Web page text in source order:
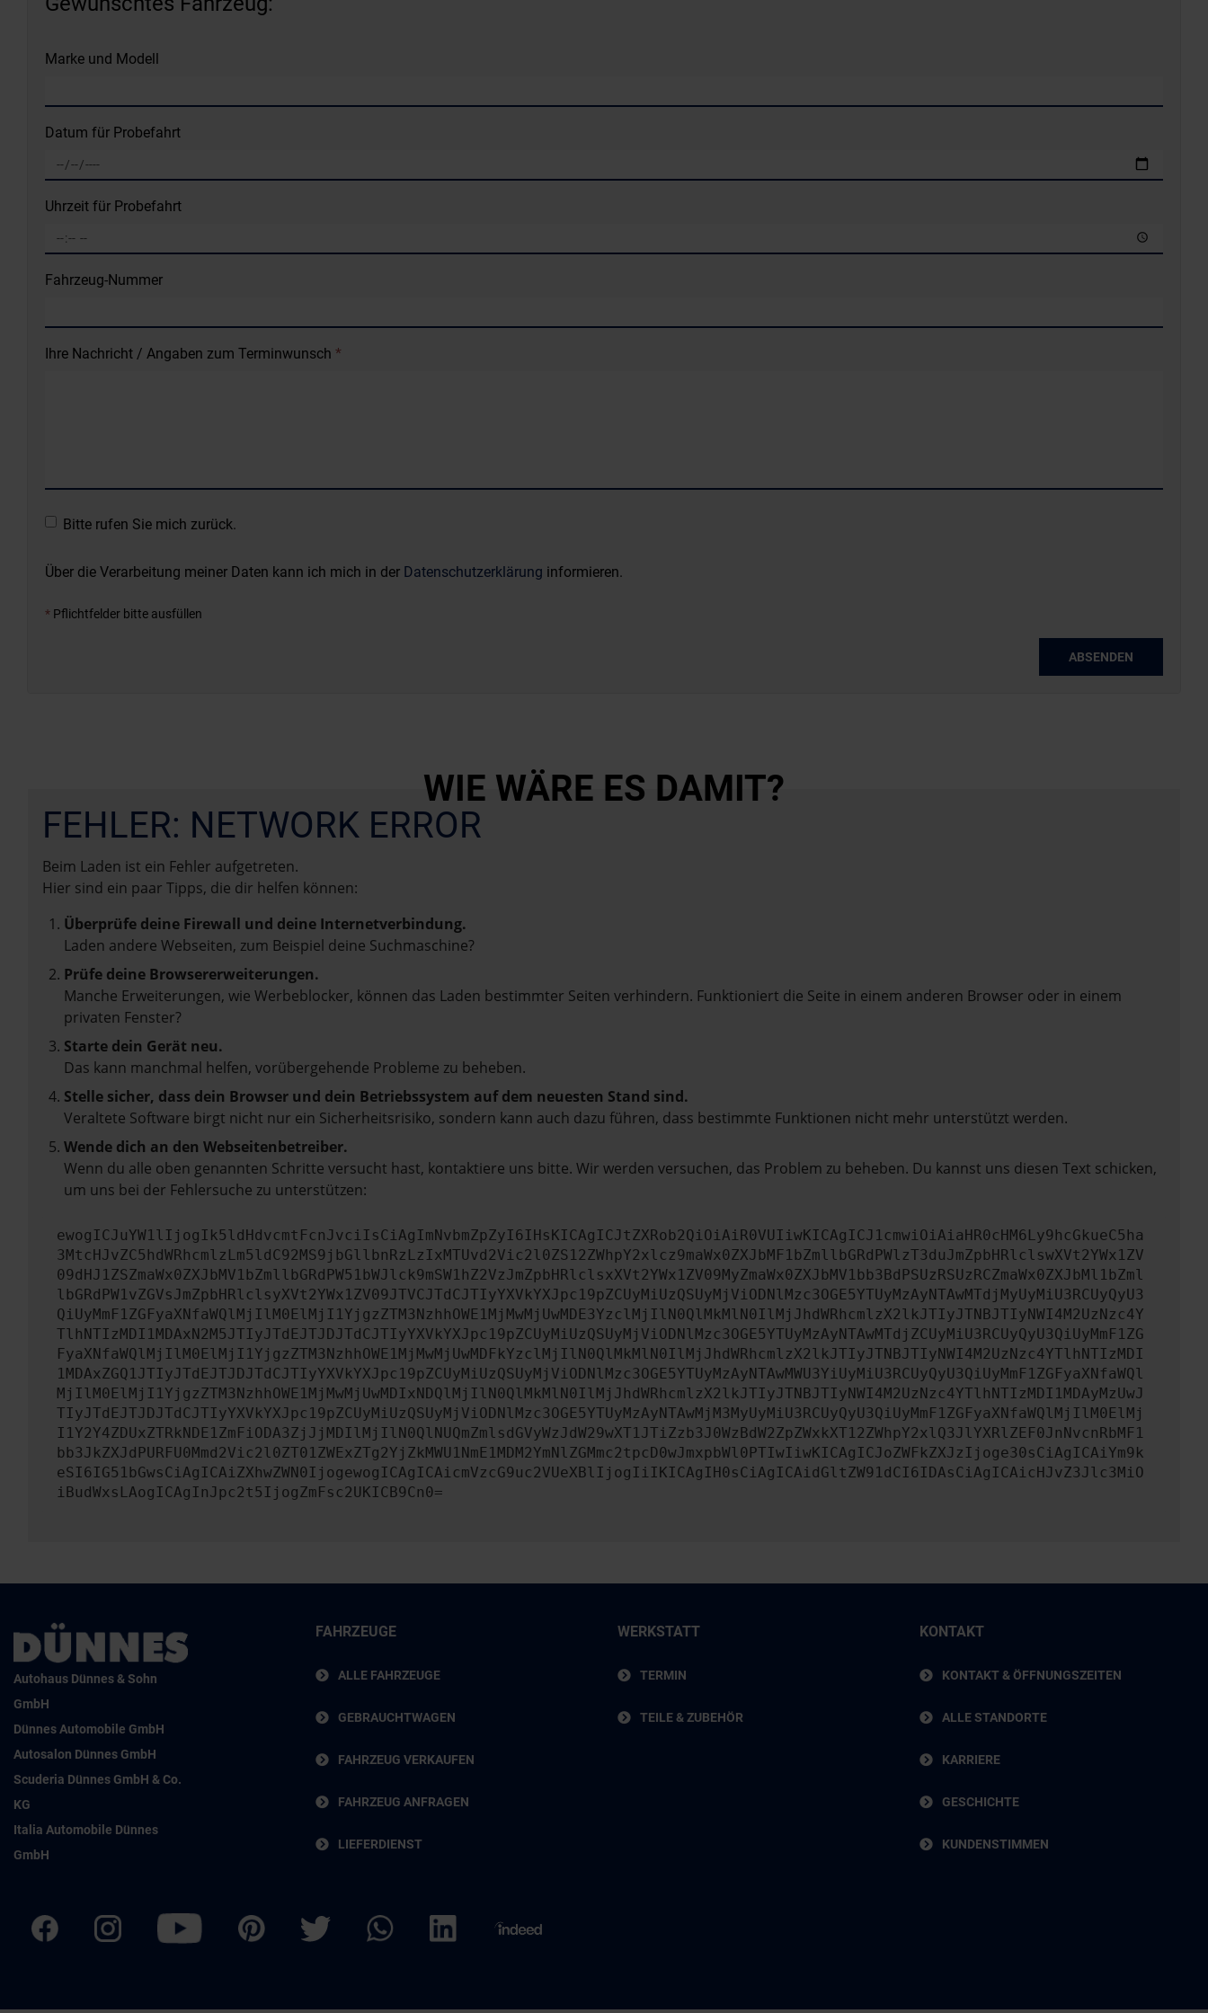
Marke und Modell
Datum für Probefahrt
Uhrzeit für Probefahrt
Fahrzeug-Nummer
Ihre Nachricht / Angaben zum Terminwunsch *
Bitte rufen Sie mich zurück.
Über die Verarbeitung meiner Daten kann ich mich in der Datenschutzerklärung informieren.
* Pflichtfelder bitte ausfüllen
ABSENDEN
WIE WÄRE ES DAMIT?
FEHLER: NETWORK ERROR
Beim Laden ist ein Fehler aufgetreten.
Hier sind ein paar Tipps, die dir helfen können:
Überprüfe deine Firewall und deine Internetverbindung.
Laden andere Webseiten, zum Beispiel deine Suchmaschine?
Prüfe deine Browsererweiterungen.
Manche Erweiterungen, wie Werbeblocker, können das Laden bestimmter Seiten verhindern. Funktioniert die Seite in einem anderen Browser oder in einem
privaten Fenster?
Starte dein Gerät neu.
Das kann manchmal helfen, vorübergehende Probleme zu beheben.
Stelle sicher, dass dein Browser und dein Betriebssystem auf dem neuesten Stand sind.
Veraltete Software birgt nicht nur ein Sicherheitsrisiko, sondern kann auch dazu führen, dass bestimmte Funktionen nicht mehr unterstützt werden.
Wende dich an den Webseitenbetreiber.
Wenn du alle oben genannten Schritte versucht hast, kontaktiere uns bitte. Wir werden versuchen, das Problem zu beheben. Du kannst uns diesen Text schicken,
um uns bei der Fehlersuche zu unterstützen:
ewogICJuYW1lIjogIk5ldHdvcmtFcnJvciIsCiAgImNvbmZpZyI6IHsKICAgICJtZXRob2QiOiAiR0VUIiwKICAgICJ1cmwiOiAiaHR0cHM6Ly9hcGkueC5ha
3MtcHJvZC5hdWRhcmlzLm5ldC92MS9jbGllbnRzLzIxMTUvd2Vic2l0ZS12ZWhpY2xlcz9maWx0ZXJbMF1bZmllbGRdPWlzT3duJmZpbHRlclswXVt2YWx1ZV
09dHJ1ZSZmaWx0ZXJbMV1bZmllbGRdPW51bWJlck9mSW1hZ2VzJmZpbHRlclsxXVt2YWx1ZV09MyZmaWx0ZXJbMV1bb3BdPSUzRSUzRCZmaWx0ZXJbMl1bZml
lbGRdPW1vZGVsJmZpbHRlclsyXVt2YWx1ZV09JTVCJTdCJTIyYXVkYXJpc19pZCUyMiUzQSUyMjViODNlMzc3OGE5YTUyMzAyNTAwMTdjMyUyMiU3RCUyQyU3
QiUyMmF1ZGFyaXNfaWQlMjIlM0ElMjI1YjgzZTM3NzhhOWE1MjMwMjUwMDE3YzclMjIlN0QlMkMlN0IlMjJhdWRhcmlzX2lkJTIyJTNBJTIyNWI4M2UzNzc4Y
TlhNTIzMDI1MDAxN2M5JTIyJTdEJTJDJTdCJTIyYXVkYXJpc19pZCUyMiUzQSUyMjViODNlMzc3OGE5YTUyMzAyNTAwMTdjZCUyMiU3RCUyQyU3QiUyMmF1ZG
FyaXNfaWQlMjIlM0ElMjI1YjgzZTM3NzhhOWE1MjMwMjUwMDFkYzclMjIlN0QlMkMlN0IlMjJhdWRhcmlzX2lkJTIyJTNBJTIyNWI4M2UzNzc4YTlhNTIzMDI
1MDAxZGQ1JTIyJTdEJTJDJTdCJTIyYXVkYXJpc19pZCUyMiUzQSUyMjViODNlMzc3OGE5YTUyMzAyNTAwMWU3YiUyMiU3RCUyQyU3QiUyMmF1ZGFyaXNfaWQl
MjIlM0ElMjI1YjgzZTM3NzhhOWE1MjMwMjUwMDIxNDQlMjIlN0QlMkMlN0IlMjJhdWRhcmlzX2lkJTIyJTNBJTIyNWI4M2UzNzc4YTlhNTIzMDI1MDAyMzUwJ
TIyJTdEJTJDJTdCJTIyYXVkYXJpc19pZCUyMiUzQSUyMjViODNlMzc3OGE5YTUyMzAyNTAwMjM3MyUyMiU3RCUyQyU3QiUyMmF1ZGFyaXNfaWQlMjIlM0ElMj
I1Y2Y4ZDUxZTRkNDE1ZmFiODA3ZjJjMDIlMjIlN0QlNUQmZmlsdGVyWzJdW29wXT1JTiZzb3J0WzBdW2ZpZWxkXT12ZWhpY2xlQ3JlYXRlZEF0JnNvcnRbMF1
bb3JkZXJdPURFU0Mmd2Vic2l0ZT01ZWExZTg2YjZkMWU1NmE1MDM2YmNlZGMmc2tpcD0wJmxpbWl0PTIwIiwKICAgICJoZWFkZXJzIjoge30sCiAgICAiYm9k
eSI6IG51bGwsCiAgICAiZXhwZWN0IjogewogICAgICAicmVzcG9uc2VUeXBlIjogIiIKICAgIH0sCiAgICAidGltZW91dCI6IDAsCiAgICAicHJvZ3Jlc3MiO
iBudWxsLAogICAgInJpc2t5IjogZmFsc2UKICB9Cn0=
Autohaus Dünnes & Sohn
GmbH
Dünnes Automobile GmbH
Autosalon Dünnes GmbH
Scuderia Dünnes GmbH & Co.
KG
Italia Automobile Dünnes
GmbH
FAHRZEUGE
ALLE FAHRZEUGE
GEBRAUCHTWAGEN
FAHRZEUG VERKAUFEN
FAHRZEUG ANFRAGEN
LIEFERDIENST
WERKSTATT
TERMIN
TEILE & ZUBEHÖR
KONTAKT
KONTAKT & ÖFFNUNGSZEITEN
ALLE STANDORTE
KARRIERE
GESCHICHTE
KUNDENSTIMMEN